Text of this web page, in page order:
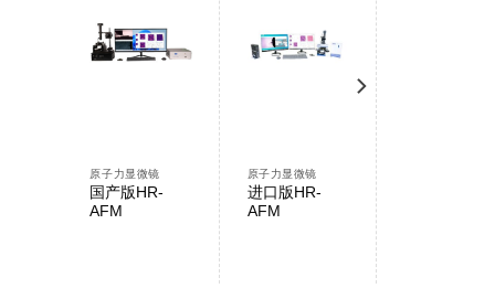
原子力显微镜
国产版HR-
AFM
原子力显微镜
进口版HR-
AFM